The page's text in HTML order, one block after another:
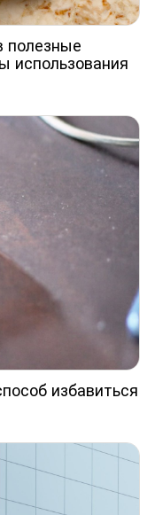
полезные
использования
избавиться